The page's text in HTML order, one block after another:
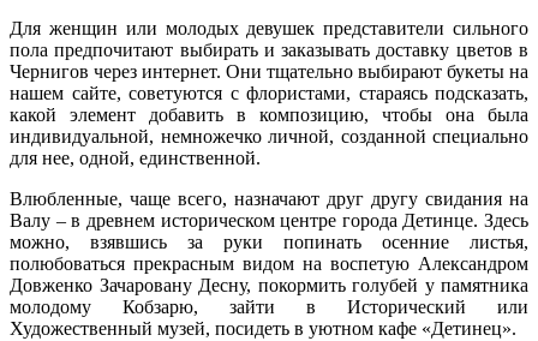
Для женщин или молодых девушек представители сильного
пола предпочитают выбирать и заказывать доставку цветов в
Чернигов через интернет. Они тщательно выбирают букеты на
нашем сайте, советуются с флористами, стараясь подсказать,
какой элемент добавить в композицию, чтобы она была
индивидуальной, немножечко личной, созданной специально
для нее, одной, единственной.
Влюбленные, чаще всего, назначают друг другу свидания на
Валу – в древнем историческом центре города Детинце. Здесь
можно, взявшись за руки попинать осенние листья,
полюбоваться прекрасным видом на воспетую Александром
Довженко Зачаровану Десну, покормить голубей у памятника
молодому Кобзарю, зайти в Исторический или
Художественный музей, посидеть в уютном кафе «Детинец».